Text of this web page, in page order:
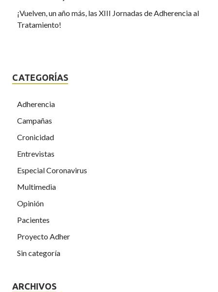
¡Vuelven, un año más, las XIII Jornadas de Adherencia al
Tratamiento!
CATEGORÍAS
Adherencia
Campañas
Cronicidad
Entrevistas
Especial Coronavirus
Multimedia
Opinión
Pacientes
Proyecto Adher
Sin categoría
ARCHIVOS